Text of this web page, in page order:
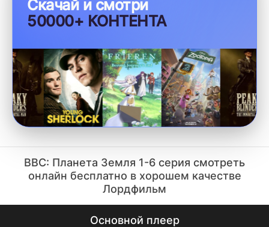
Скачай и смотри
50000+ КОНТЕНТА
BBC: Планета Земля 1-6 серия смотреть
онлайн бесплатно в хорошем качестве
Лордфильм
Основной плеер